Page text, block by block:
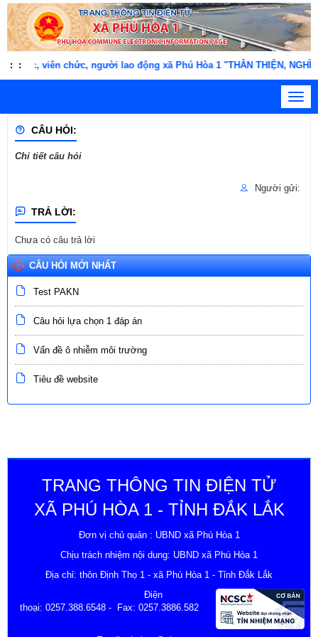
: :
chức, viên chức, người lao động xã Phú Hòa 1 "THÂN THIỆN, NGHĨA
CÂU HỎI:
Chi tiết câu hỏi
Người gửi:
TRẢ LỜI:
Chưa có câu trả lời
CÂU HỎI MỚI NHẤT
Test PAKN
Câu hỏi lựa chọn 1 đáp án
Vấn đề ô nhiễm môi trường
Tiêu đề website
TRANG THÔNG TIN ĐIỆN TỬ
XÃ PHÚ HÒA 1 - TỈNH ĐẮK LẮK
Đơn vị chủ quản : UBND xã Phú Hòa 1
Chịu trách nhiệm nội dung: UBND xã Phú Hòa 1
Địa chỉ: thôn Định Thọ 1 - xã Phú Hòa 1 - Tỉnh Đắk Lắk
Điện
thoại: 0257.388.6548- Fax: 0257.3886.582